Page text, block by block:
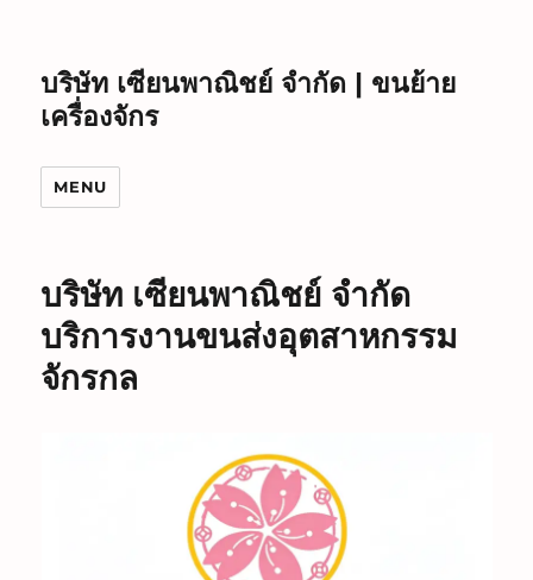
บริษัท เซียนพาณิชย์ จำกัด | ขนย้าย
เครื่องจักร
MENU
บริษัท เซียนพาณิชย์ จำกัด
บริการงานขนส่งอุตสาหกรรม
จักรกล